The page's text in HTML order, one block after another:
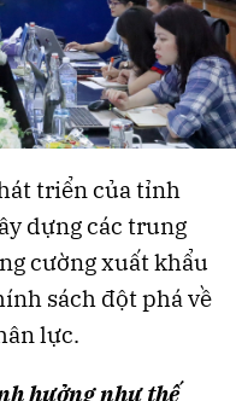
triển của tỉnh
dựng các trung
cường xuất khẩu
sách đột phá về
lực​.
hưởng như thế